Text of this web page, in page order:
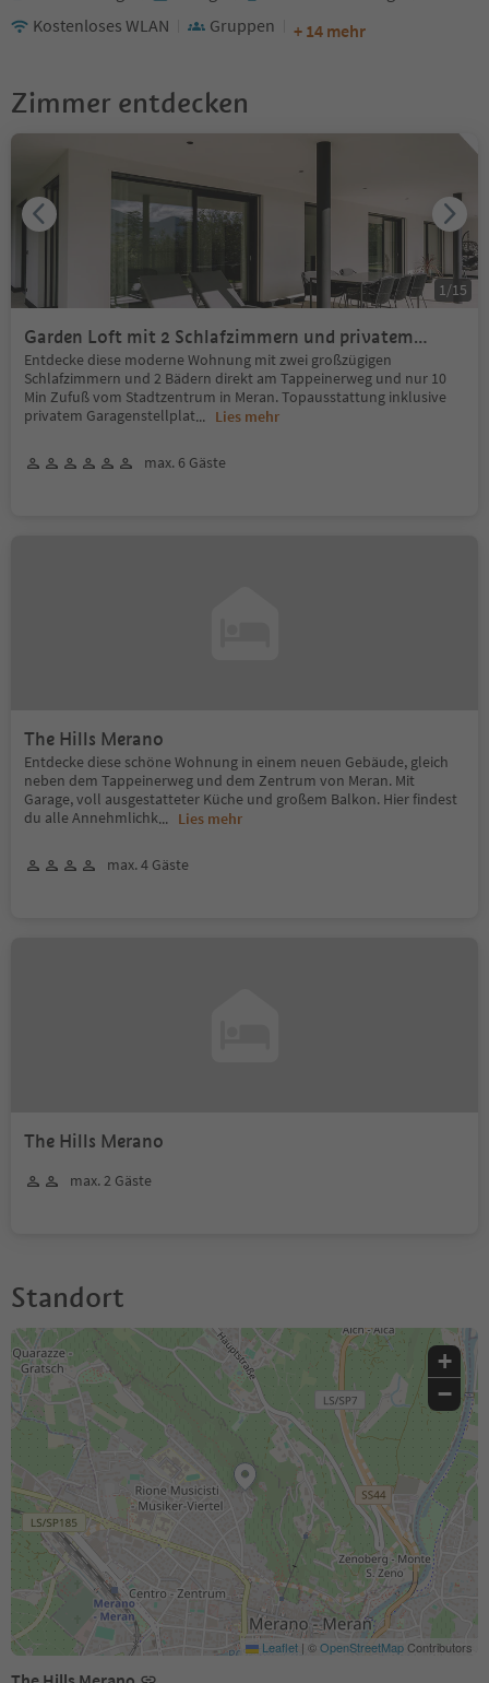
Kostenloses WLAN
Gruppen + 14 mehr
Zimmer entdecken
Garden Loft mit 2 Schlafzimmern und privatem
Garten
Entdecke diese moderne Wohnung mit zwei großzügigen
Schlafzimmern und 2 Bädern direkt am Tappeinerweg und nur 10
Min Zufuß vom Stadtzentrum in Meran. Topausstattung inklusive
privatem Garagenstellplat... Lies mehr
max. 6 Gäste
1/15
The Hills Merano
Entdecke diese schöne Wohnung in einem neuen Gebäude, gleich
neben dem Tappeinerweg und dem Zentrum von Meran. Mit
Garage, voll ausgestatteter Küche und großem Balkon. Hier findest
du alle Annehmlichk... Lies mehr
max. 4 Gäste
The Hills Merano
max. 2 Gäste
Standort
+
−
Leaflet | ©OpenStreetMapContributors